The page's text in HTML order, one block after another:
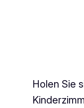
Holen Sie